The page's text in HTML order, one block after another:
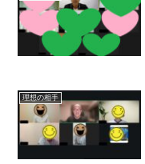
理想の相手